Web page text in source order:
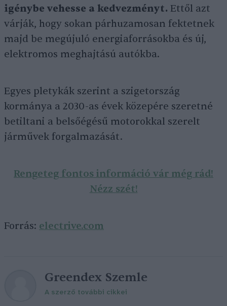
igénybe vehesse a kedvezményt. Ettől azt
várják, hogy sokan párhuzamosan fektetnek
majd be megújuló energiaforrásokba és új,
elektromos meghajtású autókba.
Egyes pletykák szerint a szigetország
kormánya a 2030-as évek közepére szeretné
betiltani a belsőégésű motorokkal szerelt
járművek forgalmazását.
Rengeteg fontos információ vár még rád!
Nézz szét!
Forrás: electrive.com
Greendex Szemle
A szerző további cikkei